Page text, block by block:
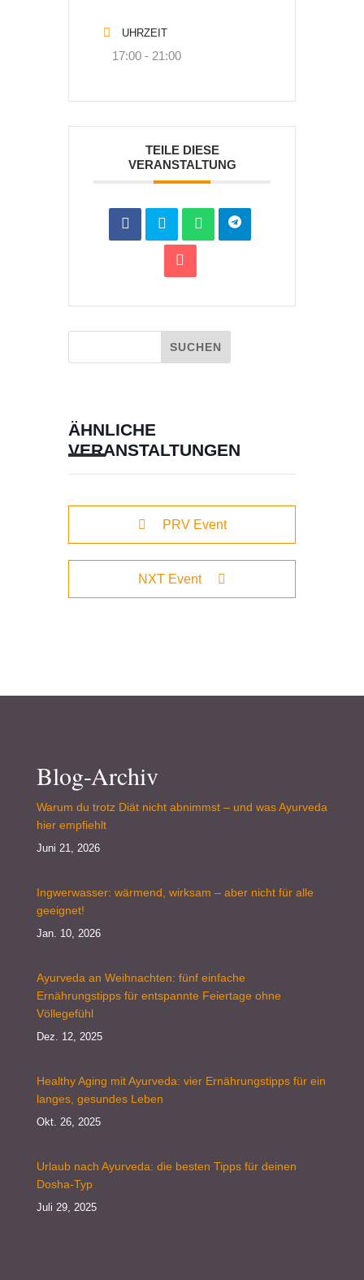
UHRZEIT
17:00 - 21:00
TEILE DIESE
VERANSTALTUNG
ÄHNLICHE
VERANSTALTUNGEN
PRV Event
NXT Event
Blog-Archiv
Warum du trotz Diät nicht abnimmst – und was Ayurveda
hier empfiehlt
Juni 21, 2026
Ingwerwasser: wärmend, wirksam – aber nicht für alle
geeignet!
Jan. 10, 2026
Ayurveda an Weihnachten: fünf einfache
Ernährungstipps für entspannte Feiertage ohne
Völlegefühl
Dez. 12, 2025
Healthy Aging mit Ayurveda: vier Ernährungstipps für ein
langes, gesundes Leben
Okt. 26, 2025
Urlaub nach Ayurveda: die besten Tipps für deinen
Dosha-Typ
Juli 29, 2025